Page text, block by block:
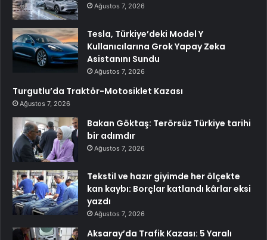
Ağustos 7, 2026
Tesla, Türkiye’deki Model Y
Kullanıcılarına Grok Yapay Zeka
Asistanını Sundu
Ağustos 7, 2026
Turgutlu’da Traktör-Motosiklet Kazası
Ağustos 7, 2026
Bakan Göktaş: Terörsüz Türkiye tarihi
bir adımdır
Ağustos 7, 2026
Tekstil ve hazır giyimde her ölçekte
kan kaybı: Borçlar katlandı kârlar eksi
yazdı
Ağustos 7, 2026
Aksaray’da Trafik Kazası: 5 Yaralı